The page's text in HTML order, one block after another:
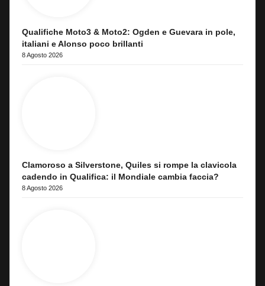
Qualifiche Moto3 & Moto2: Ogden e Guevara in pole,
italiani e Alonso poco brillanti
8 Agosto 2026
Clamoroso a Silverstone, Quiles si rompe la clavicola
cadendo in Qualifica: il Mondiale cambia faccia?
8 Agosto 2026